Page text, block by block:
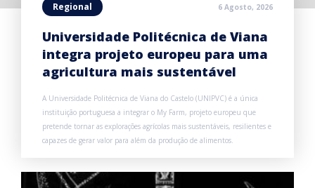
Regional 6 Agosto, 2026
Universidade Politécnica de Viana
integra projeto europeu para uma
agricultura mais sustentável
A Universidade Politécnica de Viana do Castelo (UNIPVC) é a única
instituição portuguesa a integrar o My Farm, projeto europeu que
pretende tornar as explorações agrícolas mais sustentáveis, resilientes e
capazes de gerar valor para além da produção de alimentos.